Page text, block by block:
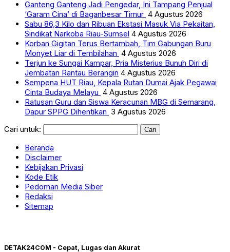
Ganteng Ganteng Jadi Pengedar, Ini Tampang Penjual
‘Garam Cina’ di Baganbesar Timur 4 Agustus 2026
Sabu 86,3 Kilo dan Ribuan Ekstasi Masuk Via Pekaitan,
Sindikat Narkoba Riau-Sumsel 4 Agustus 2026
Korban Gigitan Terus Bertambah, Tim Gabungan Buru
Monyet Liar di Tembilahan 4 Agustus 2026
Terjun ke Sungai Kampar, Pria Misterius Bunuh Diri di
Jembatan Rantau Berangin 4 Agustus 2026
Sempena HUT Riau, Kepala Rutan Dumai Ajak Pegawai
Cinta Budaya Melayu 4 Agustus 2026
Ratusan Guru dan Siswa Keracunan MBG di Semarang,
Dapur SPPG Dihentikan 3 Agustus 2026
Cari untuk:
Beranda
Disclaimer
Kebijakan Privasi
Kode Etik
Pedoman Media Siber
Redaksi
Sitemap
DETAK24COM - Cepat, Lugas dan Akurat